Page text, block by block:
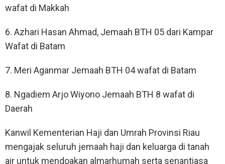
wafat di Makkah
6. Azhari Hasan Ahmad, Jemaah BTH 05 dari Kampar
Wafat di Batam
7. Meri Aganmar Jemaah BTH 04 wafat di Batam
8. Ngadiem Arjo Wiyono Jemaah BTH 8 wafat di
Daerah
Kanwil Kementerian Haji dan Umrah Provinsi Riau
mengajak seluruh jemaah haji dan keluarga di tanah
air untuk mendoakan almarhumah serta senantiasa